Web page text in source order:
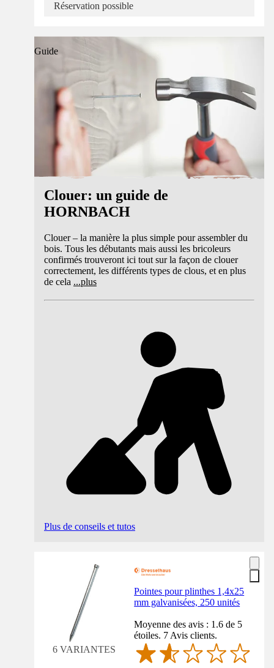
Réservation possible
Guide
Clouer: un guide de
HORNBACH
Clouer – la manière la plus simple pour assembler du
bois. Tous les débutants mais aussi les bricoleurs
confirmés trouveront ici tout sur la façon de clouer
correctement, les différents types de clous, et en plus
de cela ...plus
Plus de conseils et tutos
6 VARIANTES
Pointes pour plinthes 1,4x25
mm galvanisées, 250 unités
Moyenne des avis : 1.6 de 5
étoiles. 7 Avis clients.